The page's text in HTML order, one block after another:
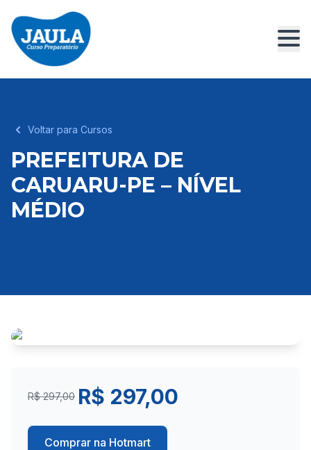
Voltar para Cursos
PREFEITURA DE
CARUARU-PE – NÍVEL
MÉDIO
R$ 297,00 R$ 297,00
Comprar na Hotmart